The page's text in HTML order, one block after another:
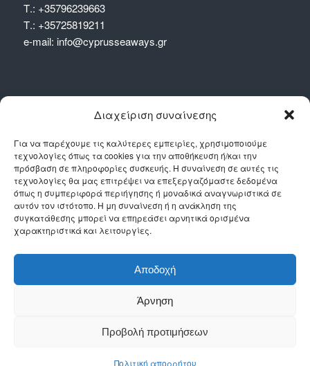
Διαχείριση συναίνεσης
Για να παρέχουμε τις καλύτερες εμπειρίες, χρησιμοποιούμε
τεχνολογίες όπως τα cookies για την αποθήκευση ή/και την
πρόσβαση σε πληροφορίες συσκευής. Η συναίνεση σε αυτές τις
τεχνολογίες θα μας επιτρέψει να επεξεργαζόμαστε δεδομένα
όπως η συμπεριφορά περιήγησης ή μοναδικά αναγνωριστικά σε
αυτόν τον ιστότοπο. Η μη συναίνεση ή η ανάκληση της
συγκατάθεσης μπορεί να επηρεάσει αρνητικά ορισμένα
χαρακτηριστικά και λειτουργίες.
Αποδοχή
Άρνηση
Προβολή προτιμήσεων
Πολιτική απορρήτου
Τ.: +35796239663
Τ.: +35725819211
e-mail: info@cyprusseaways.gr
ΑΝΑΧΩΡΗΣΕΙΣ
Αναχωρήσεις/Αφίξεις εβδομαδιαίες:
Πειραιάς – Λεμεσός & αντιστρόφως
Θεσσαλονίκη – Λεμεσός & αντιστρόφως
Ηράκλειο – Λεμεσός μέσω Πειραιά
CyprusSeaWays © 2019 | Created by